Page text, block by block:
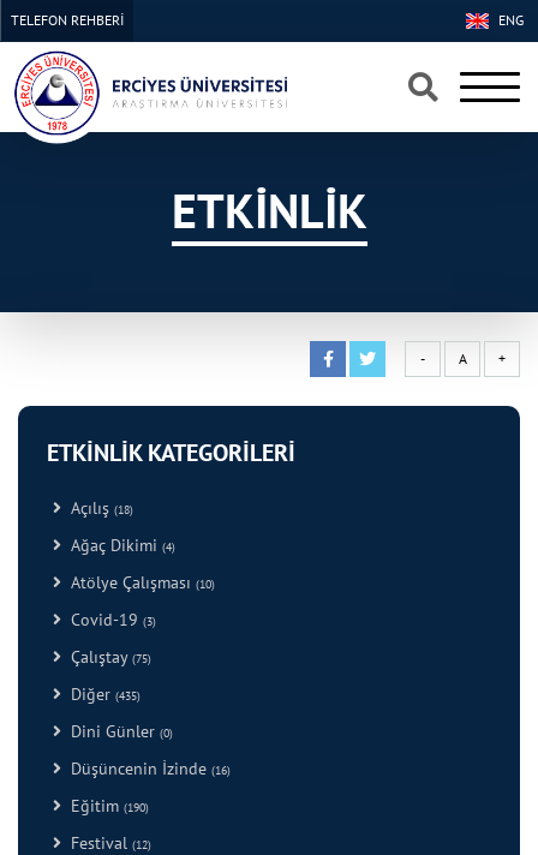
×
×
ENG
TELEFON REHBERİ
ETKİNLİK
- A +
ETKİNLİK KATEGORİLERİ
Açılış (18)
Ağaç Dikimi (4)
Atölye Çalışması (10)
Covid-19 (3)
Çalıştay (75)
Diğer (435)
Dini Günler (0)
Düşüncenin İzinde (16)
Eğitim (190)
Festival (12)